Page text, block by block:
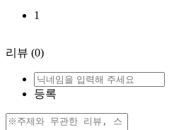
1
리뷰 (0)
등록